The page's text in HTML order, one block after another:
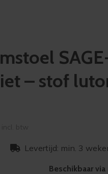
– stof
Levertijd: min. 3
Beschikbaar